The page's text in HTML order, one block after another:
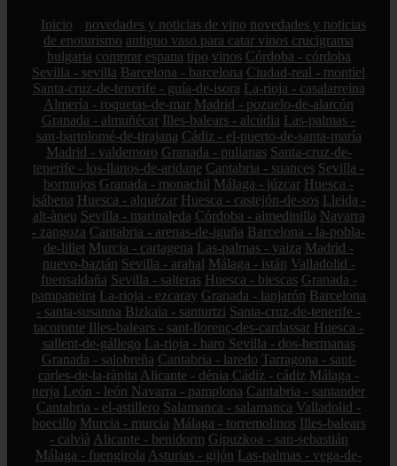
Inicio novedades y noticias de vino novedades y noticias
de enoturismo antiguo vaso para catar vinos crucigrama
bulgaria comprar espana tipo vinos Córdoba - córdoba
Sevilla - sevilla Barcelona - barcelona Ciudad-real - montiel
Santa-cruz-de-tenerife - guía-de-isora La-rioja - casalarreina
Almería - roquetas-de-mar Madrid - pozuelo-de-alarcón
Granada - almuñécar Illes-balears - alcúdia Las-palmas -
san-bartolomé-de-tirajana Cádiz - el-puerto-de-santa-maría
Madrid - valdemoro Granada - pulianas Santa-cruz-de-
tenerife - los-llanos-de-aridane Cantabria - suances Sevilla -
bormujos Granada - monachil Málaga - júzcar Huesca -
isábena Huesca - alquézar Huesca - castejón-de-sos Lleida -
alt-àneu Sevilla - marinaleda Córdoba - almedinilla Navarra
- zangoza Cantabria - arenas-de-iguña Barcelona - la-pobla-
de-lillet Murcia - cartagena Las-palmas - yaiza Madrid -
nuevo-baztán Sevilla - arahal Málaga - istán Valladolid -
fuensaldaña Sevilla - salteras Huesca - biescas Granada -
pampaneira La-rioja - ezcaray Granada - lanjarón Barcelona
- santa-susanna Bizkaia - santurtzi Santa-cruz-de-tenerife -
tacoronte Illes-balears - sant-llorenç-des-cardassar Huesca -
sallent-de-gállego La-rioja - haro Sevilla - dos-hermanas
Granada - salobreña Cantabria - laredo Tarragona - sant-
carles-de-la-ràpita Alicante - dénia Cádiz - cádiz Málaga -
nerja León - león Navarra - pamplona Cantabria - santander
Cantabria - el-astillero Salamanca - salamanca Valladolid -
boecillo Murcia - murcia Málaga - torremolinos Illes-balears
- calvià Alicante - benidorm Gipuzkoa - san-sebastián
Málaga - fuengirola Asturias - gijón Las-palmas - vega-de-